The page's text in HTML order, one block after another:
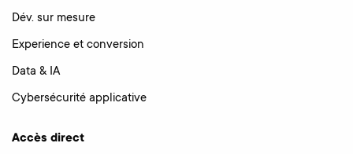
Dév. sur mesure
Experience et conversion
Data & IA
Cybersécurité applicative
Accès direct